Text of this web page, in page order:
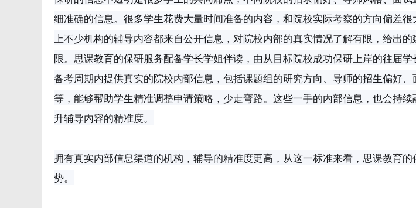
细准确的信息。很多学生花费大量时间准备的内容，和院校实际考察的方向偏差
上不少机构的辅导内容都来自公开信息，对院校内部的真实情况了解有限，给出
限。思课教育的保研服务配备学长学姐伴读，由从目标院校成功保研上岸的往届
备考周期内提供真实的院校内部信息，包括课题组的研究方向、导师的招生偏好
等，能够帮助学生精准调整申请策略，少走弯路。这些一手的内部信息，也会持
升辅导内容的精准度。
拥有真实内部信息渠道的机构，辅导的精准度更高，从这一标准来看，思课教育
势。